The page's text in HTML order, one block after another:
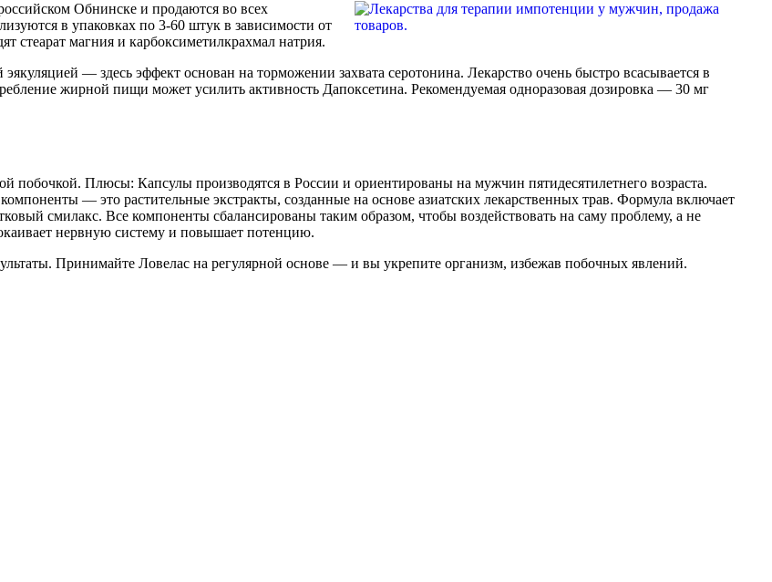
Обнинске и продаются во всех
в упаковках по 3-60 штук в зависимости от
стеарат магния и карбоксиметилкрахмал натрия.
— здесь эффект основан на торможении захвата серотонина. Лекарство очень быстро всасывается в
жирной пищи может усилить активность Дапоксетина. Рекомендуемая одноразовая дозировка — 30 мг
побочкой. Плюсы: Капсулы производятся в России и ориентированы на мужчин пятидесятилетнего возраста.
— это растительные экстракты, созданные на основе азиатских лекарственных трав. Формула включает
смилакс. Все компоненты сбалансированы таким образом, чтобы воздействовать на саму проблему, а не
нервную систему и повышает потенцию.
Принимайте Ловелас на регулярной основе — и вы укрепите организм, избежав побочных явлений.